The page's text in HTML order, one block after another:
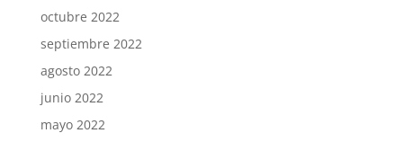
octubre 2022
septiembre 2022
agosto 2022
junio 2022
mayo 2022